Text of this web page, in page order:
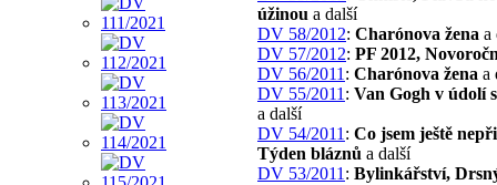
úžinou a další
DV 58/2012: Charónova žena a
DV 57/2012: PF 2012,
DV 56/2011 : Charónova žena a
DV 55/2011 : Van Gogh v údolí
a další
DV 54/2011 : Co jsem ještě
Týden bláznů a další
DV 53/2011 : Bylinkářství,